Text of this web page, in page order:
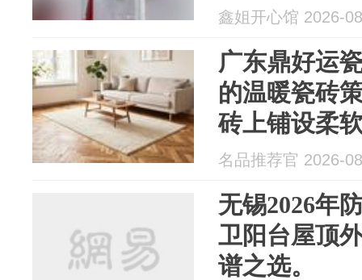
鑫姐开心馆 2026-
广东鼎好运
的温暖瓷砖
砖上铺设柔
材的温暖与
名品推荐官 2026-
无锡2026年
卫阳台屋顶
谱之选。